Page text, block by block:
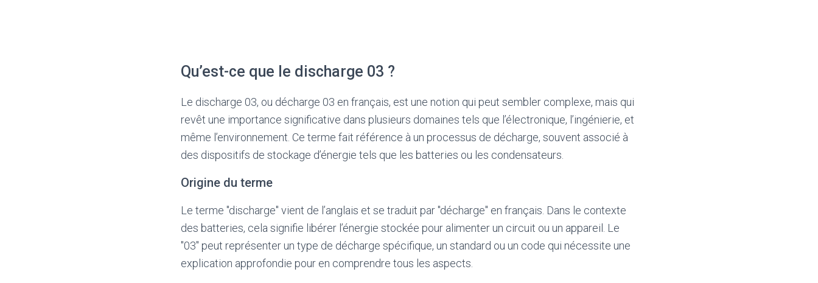
Qu’est-ce que le discharge 03 ?
Le discharge 03, ou décharge 03 en français, est une notion qui peut sembler complexe, mais qui
revêt une importance significative dans plusieurs domaines tels que l’électronique, l’ingénierie, et
même l’environnement. Ce terme fait référence à un processus de décharge, souvent associé à
des dispositifs de stockage d’énergie tels que les batteries ou les condensateurs.
Origine du terme
Le terme "discharge" vient de l’anglais et se traduit par "décharge" en français. Dans le contexte
des batteries, cela signifie libérer l’énergie stockée pour alimenter un circuit ou un appareil. Le
"03" peut représenter un type de décharge spécifique, un standard ou un code qui nécessite une
explication approfondie pour en comprendre tous les aspects.